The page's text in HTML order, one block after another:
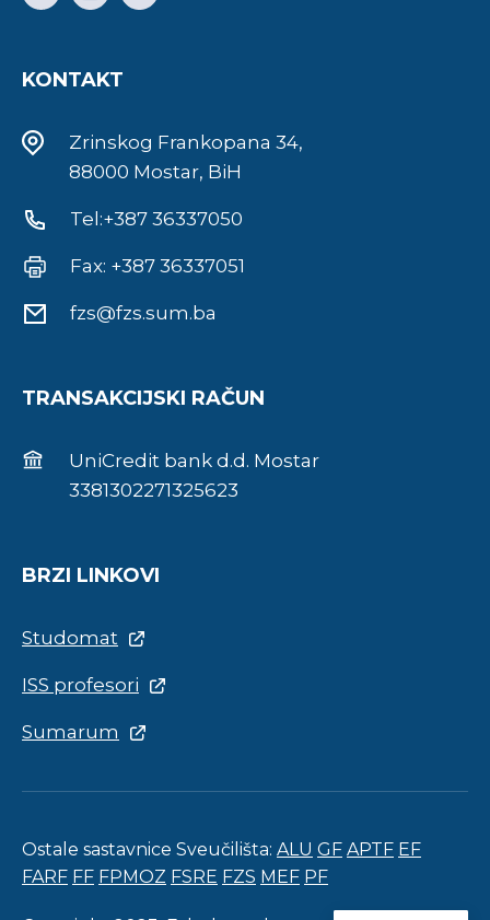
KONTAKT
Zrinskog Frankopana 34,
88000 Mostar, BiH
Tel:+387 36337050
Fax: +387 36337051
fzs@fzs.sum.ba
TRANSAKCIJSKI RAČUN
UniCredit bank d.d. Mostar
3381302271325623
BRZI LINKOVI
Studomat
ISS profesori
Sumarum
Ostale sastavnice Sveučilišta: ALU GF APTF EF
FARF FF FPMOZ FSRE FZS MEF PF